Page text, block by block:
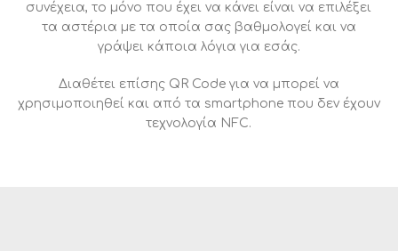
συνέχεια, το μόνο που έχει να κάνει είναι να επιλέξει
τα αστέρια με τα οποία σας βαθμολογεί και να
γράψει κάποια λόγια για εσάς.
Διαθέτει επίσης QR Code για να μπορεί να
χρησιμοποιηθεί και από τα smartphone που δεν έχουν
τεχνολογία NFC.